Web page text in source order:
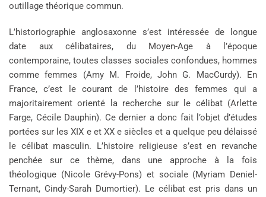
outillage théorique commun.
L’historiographie anglosaxonne s’est intéressée de longue
date aux célibataires, du Moyen-Age à l’époque
contemporaine, toutes classes sociales confondues, hommes
comme femmes (Amy M. Froide, John G. MacCurdy). En
France, c’est le courant de l’histoire des femmes qui a
majoritairement orienté la recherche sur le célibat (Arlette
Farge, Cécile Dauphin). Ce dernier a donc fait l’objet d’études
portées sur les XIX e et XX e siècles et a quelque peu délaissé
le célibat masculin. L’histoire religieuse s’est en revanche
penchée sur ce thème, dans une approche à la fois
théologique (Nicole Grévy-Pons) et sociale (Myriam Deniel-
Ternant, Cindy-Sarah Dumortier). Le célibat est pris dans un